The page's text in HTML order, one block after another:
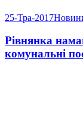
25-Тра-2017
Рівнянка
комунальні